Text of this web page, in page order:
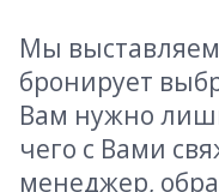
Мы
бронирует
Вам нужно
чего с Вами
менеджер,